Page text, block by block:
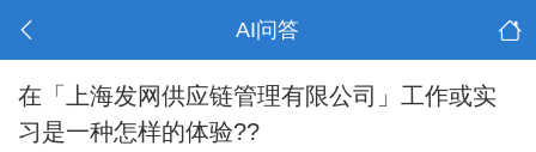
AI问答
在「上海发网供应链管理有限公司」工作或实
习是一种怎样的体验??